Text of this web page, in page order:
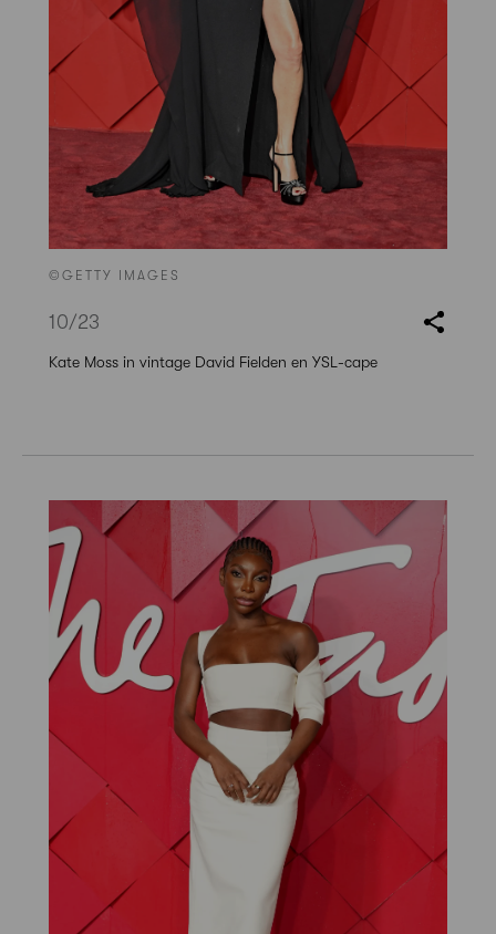
©GETTY IMAGES
10/23
Kate Moss in vintage David Fielden en YSL-cape